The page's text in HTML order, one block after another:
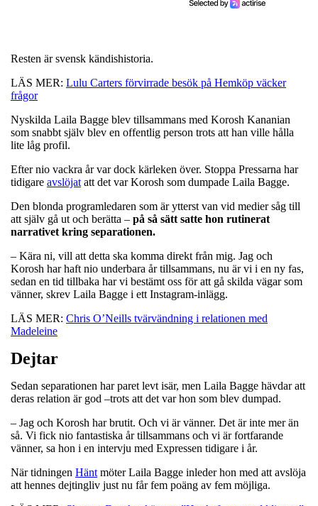
Resten är svensk kändishistoria.
LÄS MER: Lulu Carters förvirrade besök på Hemköp väcker
frågor
Nyskilda Laila Bagge blev tillsammans med Korosh Kananian
som snabbt själv blev en offentlig person trots att han ville hålla
lite låg profil.
Efter nio vackra år var dock kärleken över. Stoppa Pressarna har
tidigare avslöjat att det var Korosh som dumpade Laila Bagge.
Den blonda programledaren som är ytterst van vid medier såg till
att själv gå ut och berätta – på så sätt satte hon rutinerat
narrativet kring separationen.
– Kära ni, vill att detta ska komma direkt från mig. Jag och
Korosh har haft nio underbara år tillsammans, nu är vi i en ny fas,
sedan en tid tillbaka har vi bestämt oss för att gå skilda vägar som
vänner, skrev Laila Bagge i ett Instagram-inlägg.
LÄS MER: Chris O’Neills tvärvändning i relationen med
Madeleine
Dejtar
Sedan separationen har paret levt isär, men Laila Bagge hävdar att
deras relation är god –trots att det var hon som blev dumpad.
– Jag och Korosh har brutit. Och vi är vänner. Det är inte mer än
så. Vi fick nio fantastiska år tillsammans och vi är fortfarande
vänner, sa hon i en intervju med Expressen tidigare i år.
När tidningen Hänt möter Laila Bagge inleder hon med att avslöja
att hennes dejtingliv just nu får fem poäng av fem möjliga.